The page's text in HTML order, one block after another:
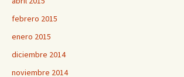
febrero 2015
enero 2015
diciembre 2014
noviembre 2014